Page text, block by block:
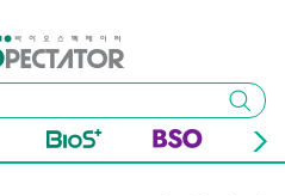
이터
검색